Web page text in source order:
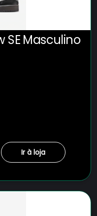
SE Masculino
Ir à loja